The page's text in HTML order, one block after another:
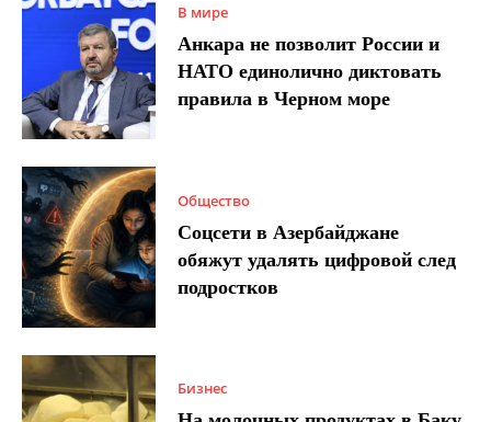
В мире
Анкара не позволит России и
НАТО единолично диктовать
правила в Черном море
Общество
Соцсети в Азербайджане
обяжут удалять цифровой след
подростков
Бизнес